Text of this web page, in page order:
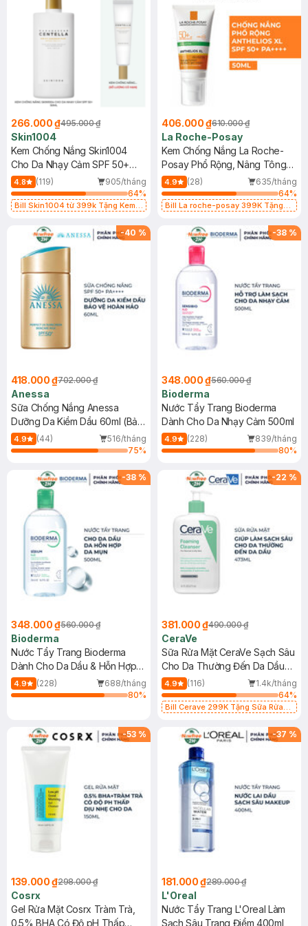
266.000 ₫495.000 ₫
Skin1004
Kem Chống Nắng Skin1004
Cho Da Nhạy Cảm SPF 50+
50ml
4.8 (119)
905/tháng
64%
Bill Skin1004 từ 399k Tặng Kem
SPF 50+ 20ml (SL Có Hạn)
406.000 ₫610.000 ₫
La Roche-Posay
Kem Chống Nắng La Roche-
Posay Phổ Rộng, Nâng Tông
Kiềm Dầu 50ml
4.9 (28)
635/tháng
64%
Bill La roche-posay 399K Tặng
(SL có hạn)
-40 %
418.000 ₫702.000 ₫
Anessa
Sữa Chống Nắng Anessa
Dưỡng Da Kiềm Dầu 60ml (Bản
Mới)
4.9 (44)
516/tháng
75%
-38 %
348.000 ₫560.000 ₫
Bioderma
Nước Tẩy Trang Bioderma
Dành Cho Da Nhạy Cảm 500ml
4.9 (228)
839/tháng
80%
-38 %
348.000 ₫560.000 ₫
Bioderma
Nước Tẩy Trang Bioderma
Dành Cho Da Dầu & Hỗn Hợp
500ml
4.9 (228)
688/tháng
80%
-22 %
381.000 ₫490.000 ₫
CeraVe
Sữa Rửa Mặt CeraVe Sạch Sâu
Cho Da Thường Đến Da Dầu
473ml
4.9 (116)
1.4k/tháng
64%
Bill Cerave 299K Tặng Sữa Rửa
-53 %
139.000 ₫298.000 ₫
Cosrx
Gel Rửa Mặt Cosrx Tràm Trà,
0.5% BHA Có Độ pH Thấp
-37 %
181.000 ₫289.000 ₫
L'Oreal
Nước Tẩy Trang L'Oreal Làm
Sạch Sâu Trang Điểm 400ml